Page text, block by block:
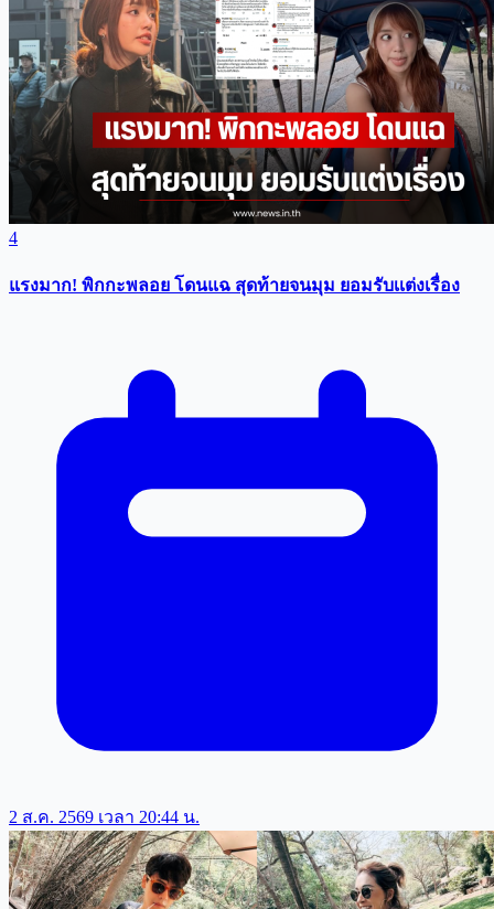
4
แรงมาก! พิกกะพลอย โดนแฉ สุดท้ายจนมุม ยอมรับเเต่งเรื่อง
2 ส.ค. 2569 เวลา 20:44 น.